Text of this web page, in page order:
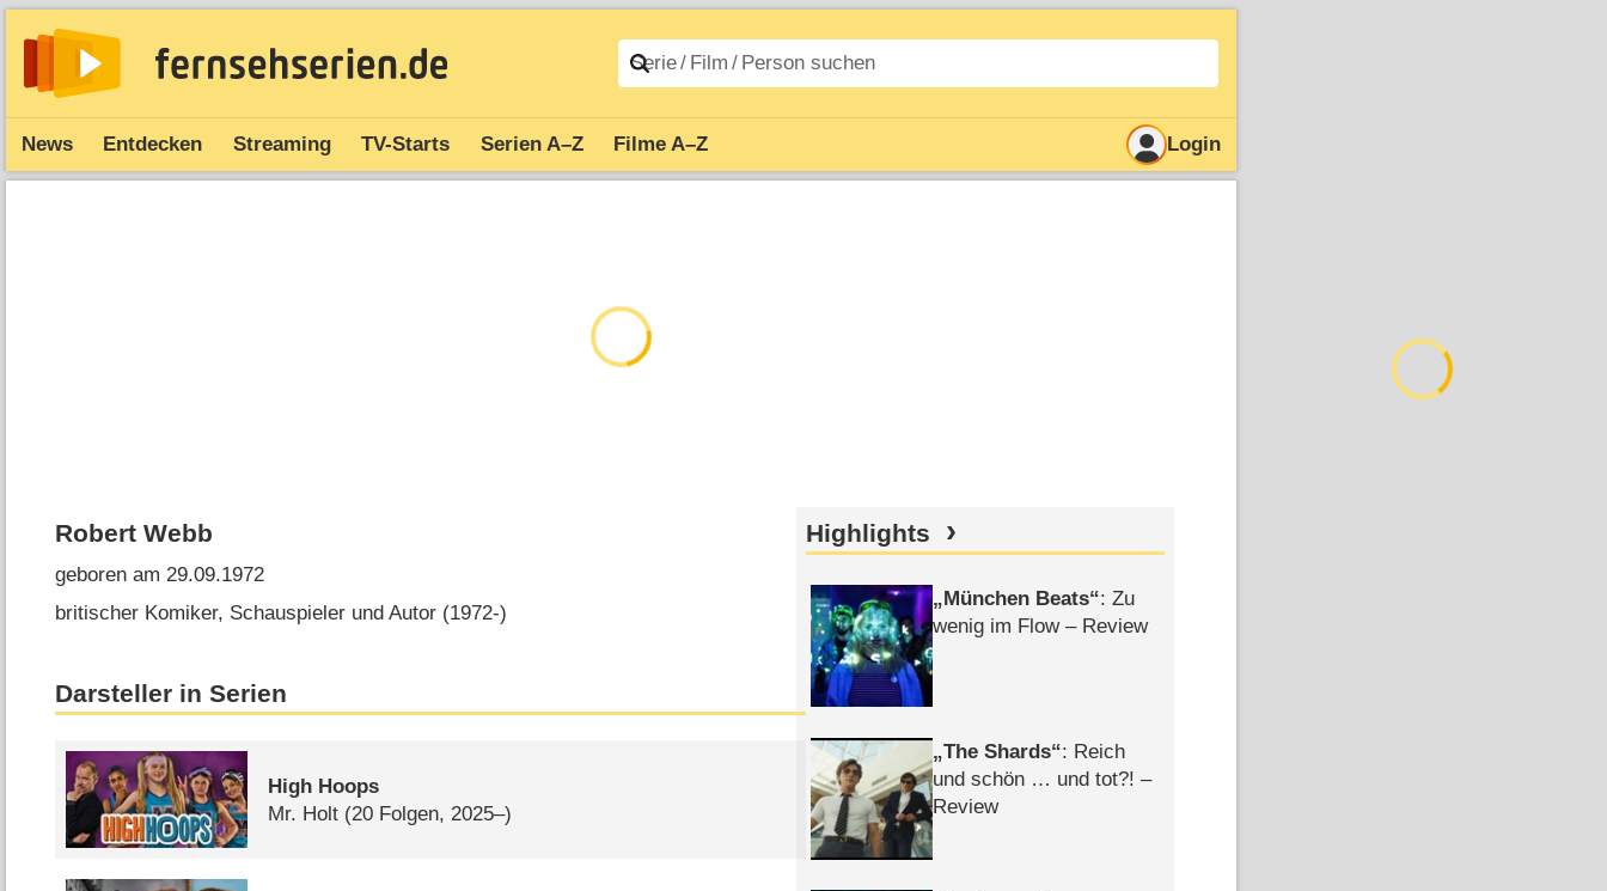
News Entdecken Streaming TV-Starts Serien A–Z Filme A–Z Login
Robert Webb
geboren am 29.09.1972
britischer Komiker, Schauspieler und Autor (1972-)
Darsteller in Serien
High Hoops
Mr. Holt (20 Folgen, 2025–)
Highlights
München Beats : Zu
wenig im Flow – Review
The Shards : Reich
und schön … und tot?! –
Review